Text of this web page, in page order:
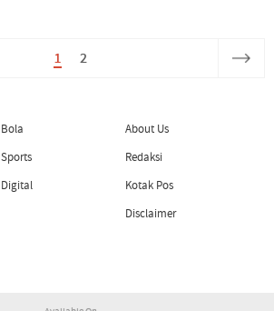
1 2
Bola
Sports
Digital
About Us
Redaksi
Kotak Pos
Disclaimer